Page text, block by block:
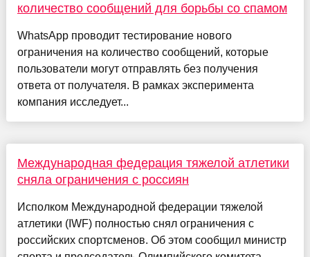
количество сообщений для борьбы со спамом
WhatsApp проводит тестирование нового
ограничения на количество сообщений, которые
пользователи могут отправлять без получения
ответа от получателя. В рамках эксперимента
компания исследует...
Международная федерация тяжелой атлетики
сняла ограничения с россиян
Исполком Международной федерации тяжелой
атлетики (IWF) полностью снял ограничения с
российских спортсменов. Об этом сообщил министр